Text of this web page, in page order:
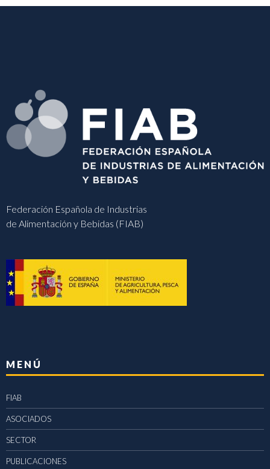
Federación Española de Industrias
de Alimentación y Bebidas (FIAB)
MENÚ
FIAB
ASOCIADOS
SECTOR
PUBLICACIONES